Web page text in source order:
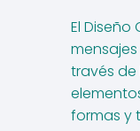
El
través
formas y